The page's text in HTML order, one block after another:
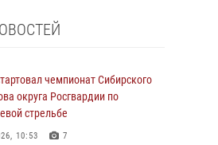
чемпионат Сибирского
округа Росгвардии по
стрельбе
10:53 7